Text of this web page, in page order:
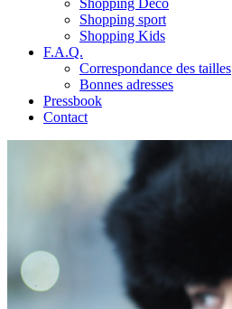
Shopping Déco
Shopping sport
Shopping Kids
F.A.Q.
Correspondance des tailles
Bonnes adresses
Pressbook
Contact